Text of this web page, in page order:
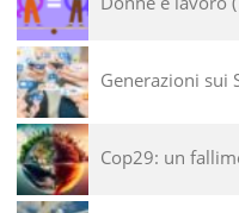
Generazioni sui
Cop29: un